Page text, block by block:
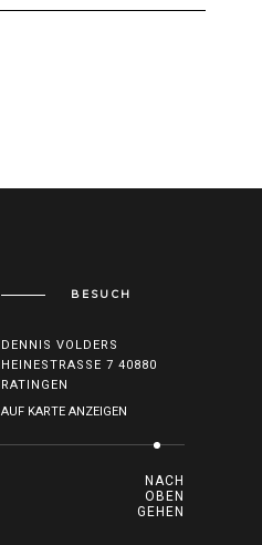
BESUCH
DENNIS VOLDERS
HEINESTRASSE 7 40880
RATINGEN
AUF KARTE ANZEIGEN
NACH
OBEN
GEHEN